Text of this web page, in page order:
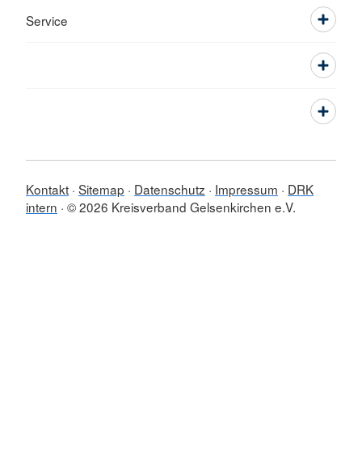
Service
Kontakt Sitemap Datenschutz Impressum
DRK
intern © 2026 Kreisverband Gelsenkirchen e.V.